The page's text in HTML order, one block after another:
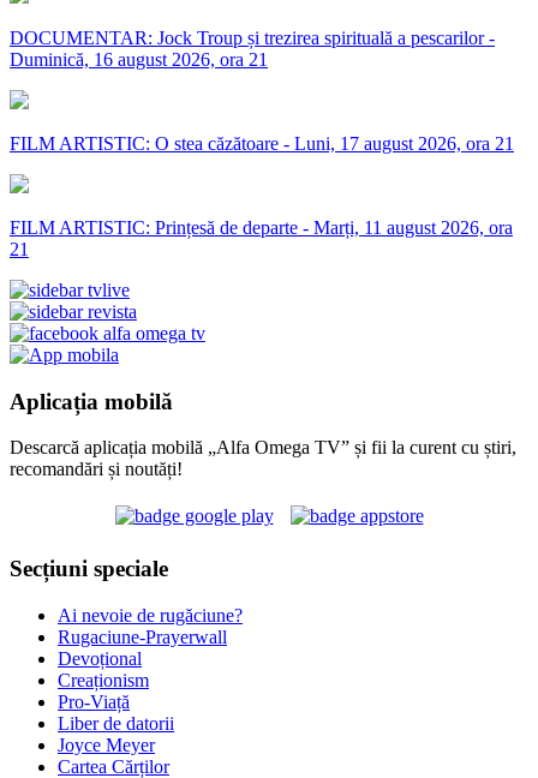
DOCUMENTAR: Jock Troup și trezirea spirituală a pescarilor -
Duminică, 16 august 2026, ora 21
FILM ARTISTIC: O stea căzătoare - Luni, 17 august 2026, ora 21
FILM ARTISTIC: Prințesă de departe - Marți, 11 august 2026, ora
21
Aplicația mobilă
Descarcă aplicația mobilă „Alfa Omega TV” și fii la curent cu știri,
recomandări și noutăți!
Secțiuni speciale
Ai nevoie de rugăciune?
Rugaciune-Prayerwall
Devoțional
Creaționism
Pro-Viață
Liber de datorii
Joyce Meyer
Cartea Cărților